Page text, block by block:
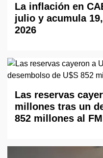
La inflación en
julio y acumula
2026
Las reservas
millones tras un
852 millones al